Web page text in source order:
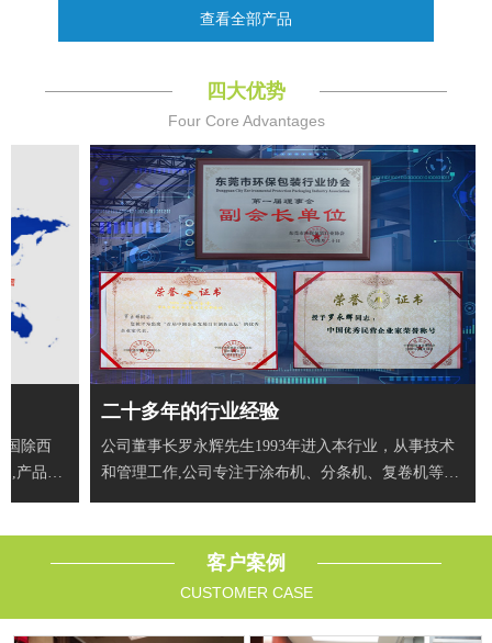
查看全部产品
四大优势
Four Core Advantages
国除西
,产品出
二十多年的行业经验
公司董事长罗永辉先生1993年进入本行业，从事技术
和管理工作,公司专注于涂布机、分条机、复卷机等智
客户案例
CUSTOMER CASE